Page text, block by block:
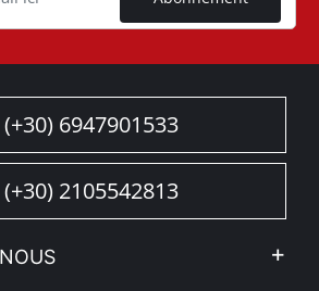
(+30) 6947901533
(+30) 2105542813